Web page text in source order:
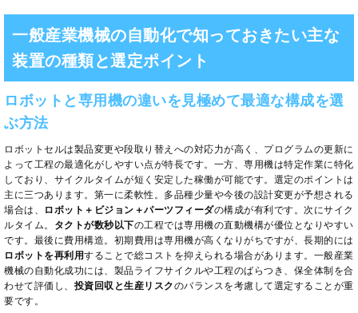
一般産業機械の自動化で知っておきたい主な
装置の種類と選定ポイント
ロボットと専用機の違いを見極めて最適な構成を選
ぶ方法
ロボットセルは製品変更や段取り替えへの対応力が高く、プログラムの更新に
よって工程の最適化がしやすい点が特長です。一方、専用機は特定作業に特化
しており、サイクルタイムが短く安定した稼働が可能です。選定のポイントは
主に三つあります。第一に柔軟性。多品種少量や今後の設計変更が予想される
場合は、
ロボット＋ビジョン＋パーツフィーダの構成が有利です。次にサイク
ルタイム。
タクトが数秒以下の工程では専用機の直動機構が優位となりやすい
です。最後に費用構造。初期費用は専用機が高くなりがちですが、長期的には
ロボットを再利用することで総コストを抑えられる場合があります。一般産業
機械の自動化成功には、製品ライフサイクルや工程のばらつき、保全体制を合
わせて評価し、 投資回収と生産リスクのバランスを考慮して選定することが重
要です。